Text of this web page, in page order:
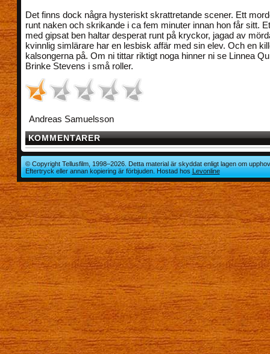
Det finns dock några hysteriskt skrattretande scener. Ett
runt naken och skrikande i ca fem minuter innan hon får sitt.
med gipsat ben haltar desperat runt på kryckor, jagad av
kvinnlig simlärare har en lesbisk affär med sin elev. Och en
kalsongerna på. Om ni tittar riktigt noga hinner ni se Linnea
Brinke Stevens i små roller.
Andreas Samuelsson
KOMMENTARER
© Copyright Tellusfilm, 1998–2026. Detta material är skyddat enligt lagen om
Eftertryck eller annan kopiering är förbjuden. Hostad hosLevonline